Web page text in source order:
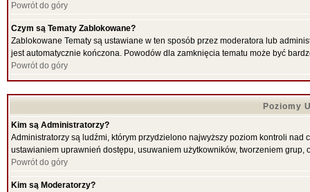
Powrót do góry
Czym są Tematy Zablokowane?
Zablokowane Tematy są ustawiane w ten sposób przez moderatora lub
jest automatycznie kończona. Powodów dla zamknięcia tematu może być
Powrót do góry
Poziomy
Kim są Administratorzy?
Administratorzy są ludźmi, którym przydzielono najwyższy poziom kontroli nad
ustawianiem uprawnień dostępu, usuwaniem użytkowników, tworzeniem
Powrót do góry
Kim są Moderatorzy?